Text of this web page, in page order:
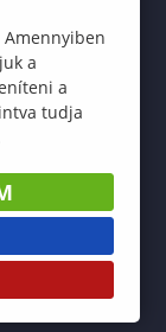
a
a
tudja